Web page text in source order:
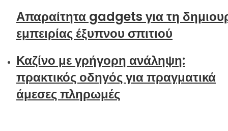
Απαραίτητα gadgets για τη
εμπειρίας έξυπνου σπιτιού
Καζίνο με γρήγορη ανάληψη:
πρακτικός οδηγός για πραγματικά
άμεσες πληρωμές